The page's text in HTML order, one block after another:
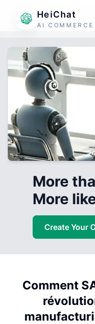
HeiChat
AI
More
More
Create Your
Comment